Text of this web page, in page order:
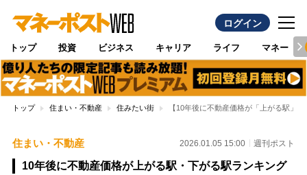
ログイン
トップ 投資 ビジネス キャリア ライフ マネー
トップ 住まい・不動産 住みたい街 【10年後に不動産価格が「上がる駅」
住まい・不動産 2026.01.05 15:00 週刊ポスト
10年後に不動産価格が上がる駅・下がる駅ランキング